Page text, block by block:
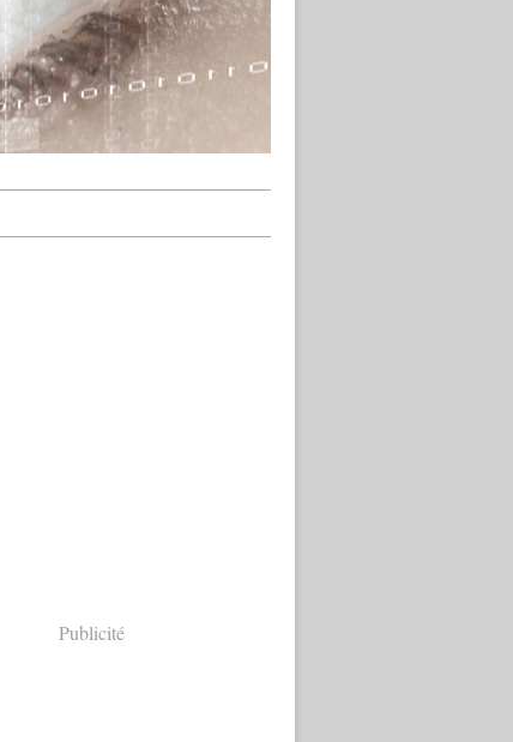
Publicité